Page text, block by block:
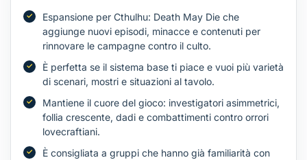
Espansione per Cthulhu: Death May Die che
aggiunge nuovi episodi, minacce e contenuti per
rinnovare le campagne contro il culto.
È perfetta se il sistema base ti piace e vuoi più varietà
di scenari, mostri e situazioni al tavolo.
Mantiene il cuore del gioco: investigatori asimmetrici,
follia crescente, dadi e combattimenti contro orrori
lovecraftiani.
È consigliata a gruppi che hanno già familiarità con